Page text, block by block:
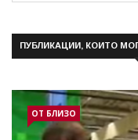
ПУБЛИКАЦИИ, КОИТО
ОТ БЛИЗО